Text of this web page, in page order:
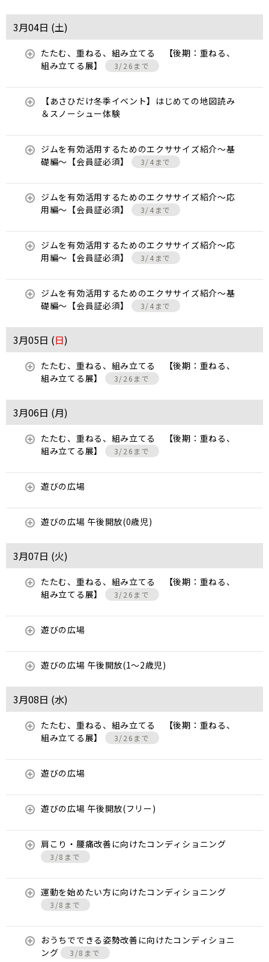
3月04日 (土)
たたむ、重ねる、組み立てる 【後期：重ねる、
組み立てる展】
3/26まで
【あさひだけ冬季イベント】はじめての地図読み
＆スノーシュー体験
ジムを有効活用するためのエクササイズ紹介〜基
礎編〜【会員証必須】
3/4まで
ジムを有効活用するためのエクササイズ紹介〜応
用編〜【会員証必須】
3/4まで
ジムを有効活用するためのエクササイズ紹介〜応
用編〜【会員証必須】
3/4まで
ジムを有効活用するためのエクササイズ紹介〜基
礎編〜【会員証必須】
3/4まで
3月05日 (日)
たたむ、重ねる、組み立てる 【後期：重ねる、
組み立てる展】
3/26まで
3月06日 (月)
たたむ、重ねる、組み立てる 【後期：重ねる、
組み立てる展】
3/26まで
遊びの広場
遊びの広場 午後開放(0歳児)
3月07日 (火)
たたむ、重ねる、組み立てる 【後期：重ねる、
組み立てる展】
3/26まで
遊びの広場
遊びの広場 午後開放(1～2歳児)
3月08日 (水)
たたむ、重ねる、組み立てる 【後期：重ねる、
組み立てる展】
3/26まで
遊びの広場
遊びの広場 午後開放(フリー)
肩こり・腰痛改善に向けたコンディショニング
3/8まで
運動を始めたい方に向けたコンディショニング
3/8まで
おうちでできる姿勢改善に向けたコンディショニ
ング
3/8まで